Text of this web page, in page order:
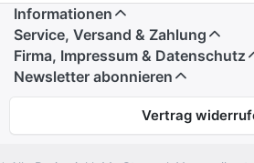
Informationen
Service, Versand & Zahlung
Firma, Impressum & Datenschutz
Newsletter abonnieren
Vertrag